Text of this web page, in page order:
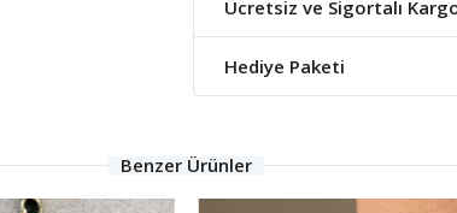
Ücretsiz ve Sigortalı
Hediye Paketi
Benzer Ürünler